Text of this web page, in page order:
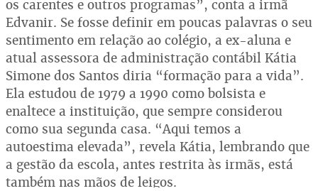
os carentes e outros programas”, conta a irmã
Edvanir. Se fosse definir em poucas palavras o seu
sentimento em relação ao colégio, a ex-aluna e
atual assessora de administração contábil Kátia
Simone dos Santos diria “formação para a vida”.
Ela estudou de 1979 a 1990 como bolsista e
enaltece a instituição, que sempre considerou
como sua segunda casa. “Aqui temos a
autoestima elevada”, revela Kátia, lembrando que
a gestão da escola, antes restrita às irmãs, está
também nas mãos de leigos.